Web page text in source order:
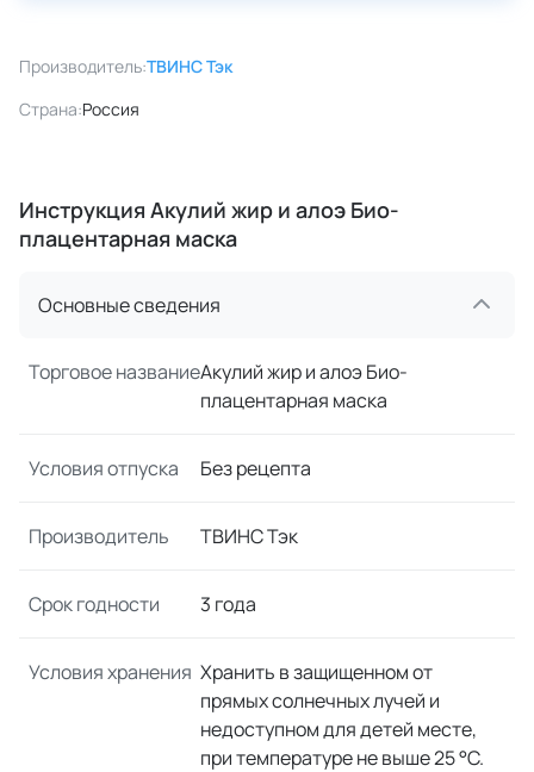
Производитель:ТВИНС Тэк
Страна:Россия
Инструкция Акулий жир и алоэ Био-
плацентарная маска
Основные сведения
Торговое названиеАкулий жир и алоэ Био-
плацентарная маска
Условия отпуска Без рецепта
Производитель ТВИНС Тэк
Срок годности 3 года
Условия хранения Хранить в защищенном от
прямых солнечных лучей и
недоступном для детей месте,
при температуре не выше 25 °C.